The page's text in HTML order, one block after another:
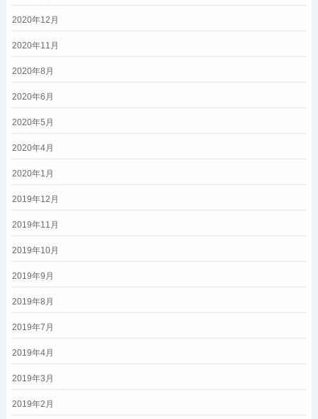
2020年12月
2020年11月
2020年8月
2020年6月
2020年5月
2020年4月
2020年1月
2019年12月
2019年11月
2019年10月
2019年9月
2019年8月
2019年7月
2019年4月
2019年3月
2019年2月